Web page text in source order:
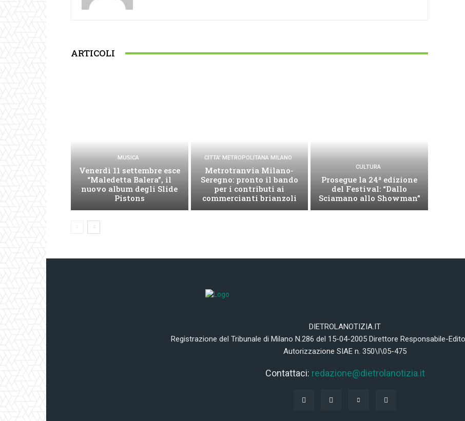
ARTICOLI
MUSICA
Venerdì 11 settembre esce
“Maledetta Balera”, il
nuovo album degli Slide
Pistons
CITTA' METROPOLITANA MILANO
Metrotranvia Milano-
Seregno: pronto il bando
per i contributi ai
commercianti brianzoli
CULTURA
Prosegue la 24ª edizione
del Festival: “Dallo
Sciamano allo Showman”
DIETROLANOTIZIA.IT
Registrazione del Tribunale di Milano N.286 del 15-04-2005 Direttore Responsabile-
Autorizzazione SIAE n. 350\I\05-475
Contattaci: redazione@dietrolanotizia.it